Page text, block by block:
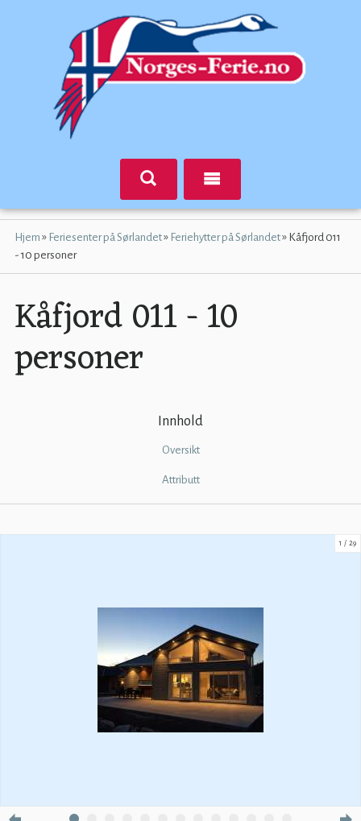
Hjem » Feriesenter på Sørlandet» Feriehytter på Sørlandet» Kåfjord 011
- 10 personer
Kåfjord 011 - 10
personer
Innhold
Oversikt
Attributt
1 29